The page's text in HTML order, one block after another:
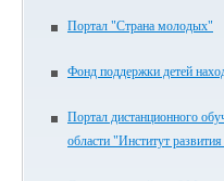
Портал "Страна молодых"
Фонд поддержки детей
Портал дистанционного
области "Институт